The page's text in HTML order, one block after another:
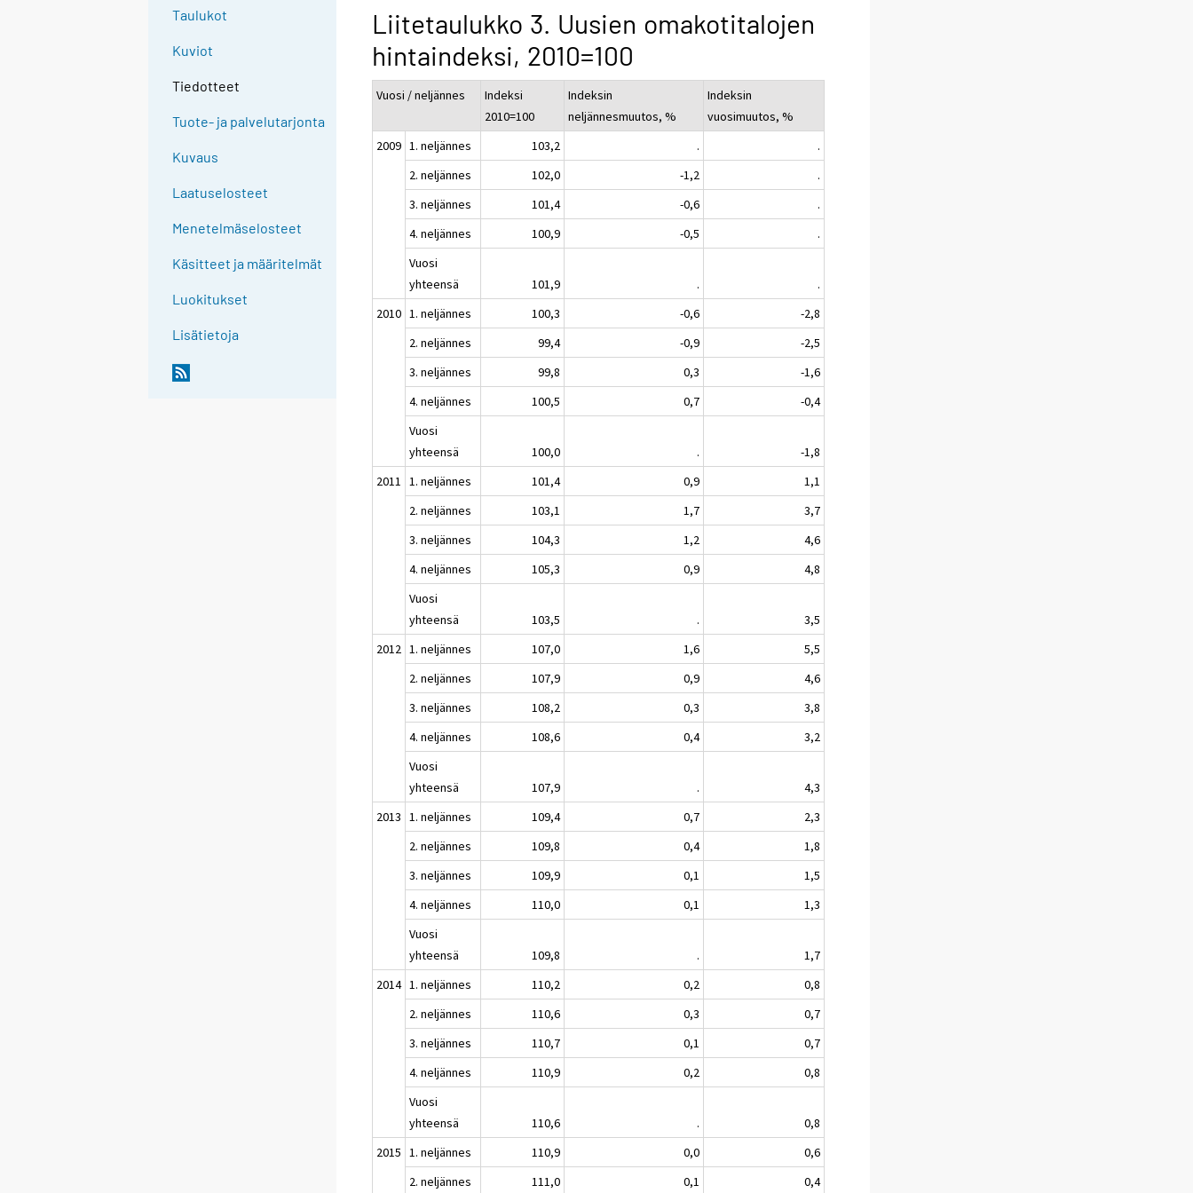
Taulukot
Kuviot
Tiedotteet
Tuote- ja palvelutarjonta
Kuvaus
Laatuselosteet
Menetelmäselosteet
Käsitteet ja määritelmät
Luokitukset
Lisätietoja
Liitetaulukko 3. Uusien omakotitalojen
hintaindeksi, 2010=100
Vuosi / neljännes
Indeksi
2010=100
Indeksin
neljännesmuutos, %
Indeksin
vuosimuutos, %
2009 1. neljännes 103,2 .
.
2. neljännes
102,0 -1,2
.
3. neljännes
101,4 -0,6
.
4. neljännes
100,9 -0,5
.
Vuosi
yhteensä
101,9 .
.
2010 1. neljännes 100,3 -0,6
-2,8
2. neljännes
99,4 -0,9
-2,5
3. neljännes
99,8 0,3
-1,6
4. neljännes
100,5 0,7
-0,4
Vuosi
yhteensä
100,0 .
-1,8
2011 1. neljännes 101,4 0,9
1,1
2. neljännes
103,1 1,7
3,7
3. neljännes
104,3 1,2
4,6
4. neljännes
105,3 0,9
4,8
Vuosi
yhteensä
103,5 .
3,5
2012 1. neljännes 107,0 1,6
5,5
2. neljännes
107,9 0,9
4,6
3. neljännes
108,2 0,3
3,8
4. neljännes
108,6 0,4
3,2
Vuosi
yhteensä
107,9 .
4,3
2013 1. neljännes 109,4 0,7
2,3
2. neljännes
109,8 0,4
1,8
3. neljännes
109,9 0,1
1,5
4. neljännes
110,0 0,1
1,3
Vuosi
yhteensä
109,8 .
1,7
2014 1. neljännes 110,2 0,2
0,8
2. neljännes
110,6 0,3
0,7
3. neljännes
110,7 0,1
0,7
4. neljännes
110,9 0,2
0,8
Vuosi
yhteensä
110,6 .
0,8
2015 1. neljännes 110,9 0,0
0,6
2. neljännes
111,0 0,1 0,4